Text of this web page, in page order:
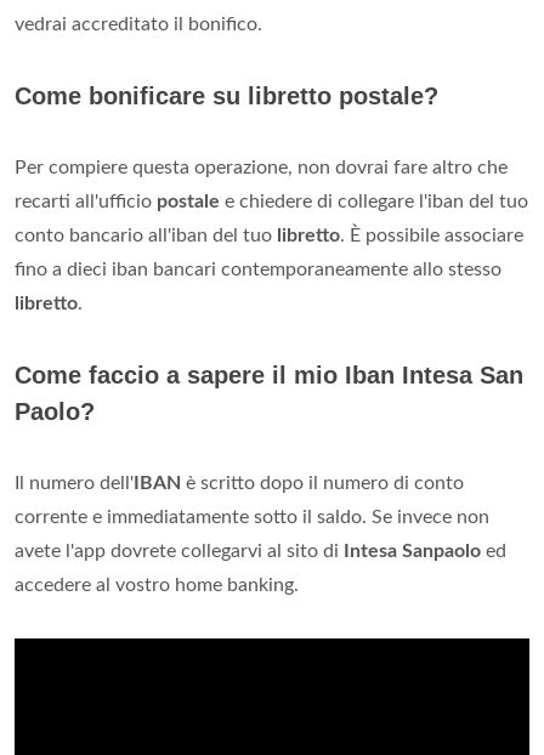
vedrai accreditato il bonifico.
Come bonificare su libretto postale?
Per compiere questa operazione, non dovrai fare altro che
recarti all'ufficio postale e chiedere di collegare l'iban del tuo
conto bancario all'iban del tuo libretto. È possibile associare
fino a dieci iban bancari contemporaneamente allo stesso
libretto.
Come faccio a sapere il mio Iban Intesa San
Paolo?
Il numero dell'IBAN è scritto dopo il numero di conto
corrente e immediatamente sotto il saldo. Se invece non
avete l'app dovrete collegarvi al sito di Intesa Sanpaolo ed
accedere al vostro home banking.